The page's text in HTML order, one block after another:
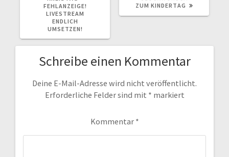
FEHLANZEIGE!
LIVESTREAM
ENDLICH
UMSETZEN!
ZUM KINDERTAG
Schreibe einen Kommentar
Deine E-Mail-Adresse wird nicht veröffentlicht.
Erforderliche Felder sind mit * markiert
Kommentar *